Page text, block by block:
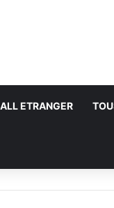
ETRANGER